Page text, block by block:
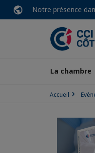
Notre présence
La chambre
Accueil